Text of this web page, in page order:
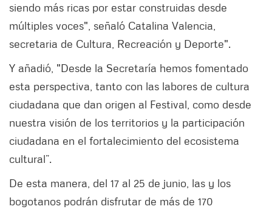
siendo más ricas por estar construidas desde
múltiples voces", señaló Catalina Valencia,
secretaria de Cultura, Recreación y Deporte".
Y añadió, "Desde la Secretaría hemos fomentado
esta perspectiva, tanto con las labores de cultura
ciudadana que dan origen al Festival, como desde
nuestra visión de los territorios y la participación
ciudadana en el fortalecimiento del ecosistema
cultural”.
De esta manera, del 17 al 25 de junio, las y los
bogotanos podrán disfrutar de más de 170